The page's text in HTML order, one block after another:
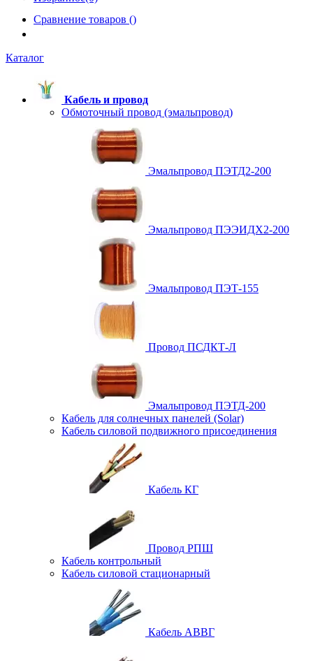
Сравнение товаров ()
Каталог
Кабель и провод
Обмоточный провод (эмальпровод)
Эмальпровод ПЭТД2-200
Эмальпровод ПЭЭИДХ2-200
Эмальпровод ПЭТ-155
Провод ПСДКТ-Л
Эмальпровод ПЭТД-200
Кабель для солнечных панелей (Solar)
Кабель силовой подвижного присоединения
Кабель КГ
Провод РПШ
Кабель контрольный
Кабель силовой стационарный
Кабель АВВГ